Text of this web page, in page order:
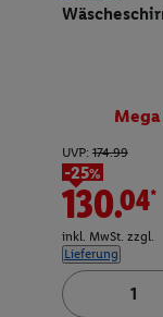
UVP: 174.99
-25%
130.04*
inkl. MwSt. zzgl.
Lieferung